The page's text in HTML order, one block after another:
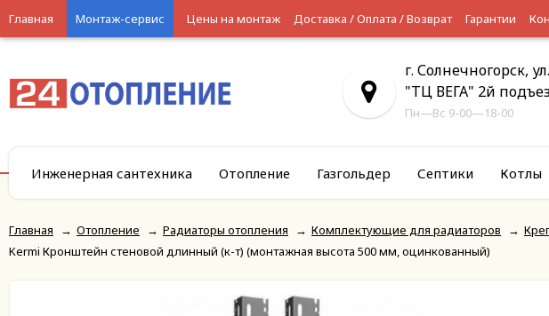
Главная Монтаж-сервис Цены на монтаж Доставка / Оплата / Возврат Гарантии
г. Солнечногорск,
"ТЦ ВЕГА" 2й
Пн—Вс 9-00—18-00
Инженерная сантехника Отопление Газгольдер Септики Котлы
Главная → Отопление → Радиаторы отопления → Комплектующие для радиаторов →
Kermi Кронштейн стеновой длинный (к-т) (монтажная высота 500 мм, оцинкованный)